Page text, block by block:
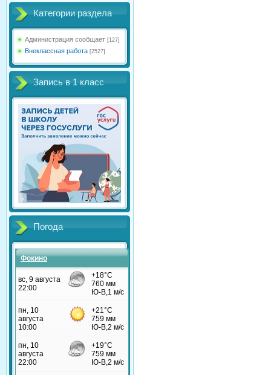
Категории раздела
Администрация сообщает [127]
Внеклассная работа [2527]
Запись в 1 класс
Погода
Фокино